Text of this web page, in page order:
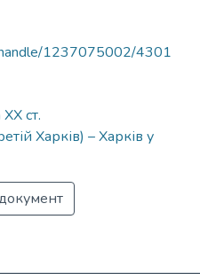
handle/1237075002/4301
ст.
Харків) – Харків у